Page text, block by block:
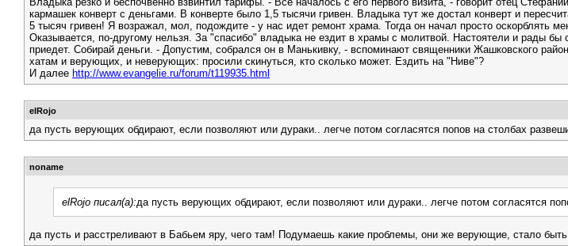
кармашек конверт с деньгами. В конверте было 1,5 тысячи гривен. Владыка тут же достал конверт и
5 тысяч гривен! Я возражал, мол, подождите - у нас идет ремонт храма. Тогда он начал просто
Оказывается, по-другому нельзя. За "спасибо" владыка не ездит в храмы с молитвой. Настоятели и рады
приедет. Собирай деньги. - Допустим, собрался он в Манькивку, - вспоминают священники Жашковского
хатам и верующих, и неверующих: просили скинуться, кто сколько может. Ездить на "Ниве"?
И далее http://www.evangelie.ru/forum/t119935.html
elRojo
да пусть верующих обдирают, если позволяют или дураки.. легче потом согласятся попов на столбах
noname
elRojo писал(а):да пусть верующих обдирают, если позволяют или дураки.. легче потом согласятся
да пусть и расстреливают в Бабьем яру, чего там! Подумаешь какие проблемы, они же верующие, стало